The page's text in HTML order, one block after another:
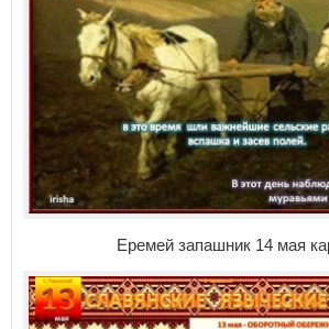
Еремей запашник 14 мая